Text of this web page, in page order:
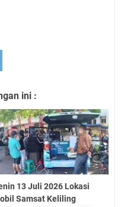
ini :
13 Juli 2026 Lokasi
Samsat Keliling